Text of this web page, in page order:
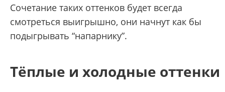
Сочетание таких оттенков будет всегда
смотреться выигрышно, они начнут как бы
подыгрывать “напарнику”.
Тёплые и холодные оттенки